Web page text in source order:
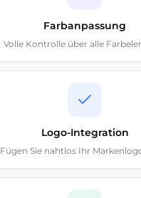
Farbanpassung
Volle Kontrolle über alle
Logo-Integration
Fügen Sie nahtlos Ihr